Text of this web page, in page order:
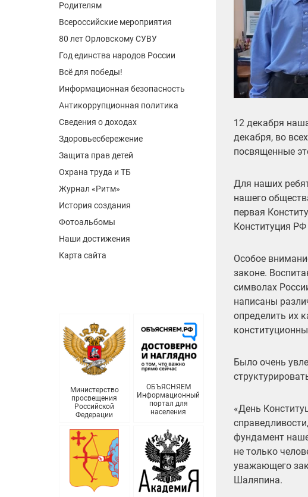
Родителям
Всероссийские мероприятия
80 лет Орловскому СУВУ
Год единства народов России
Всё для победы!
Информационная безопасность
Антикоррупционная политика
Сведения о доходах
Здоровьесбережение
Защита прав детей
Охрана труда и ТБ
Журнал «Ритм»
История создания
Фотоальбомы
Наши достижения
Карта сайта
Министерство
просвещения
Российской
Федерации
ОБЪЯСНЯЕМ
Информационный
портал для
населения
12 декабря
декабря, во
посвященные
Для наших
нашего
первая
Конституция
Особое
законе.
символах
написаны
определить их
Было очень
«День
фундамент
не только
уважающего
Шаляпина.